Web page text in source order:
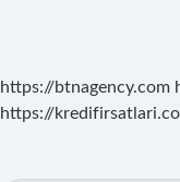
https://btnagency.com
https://